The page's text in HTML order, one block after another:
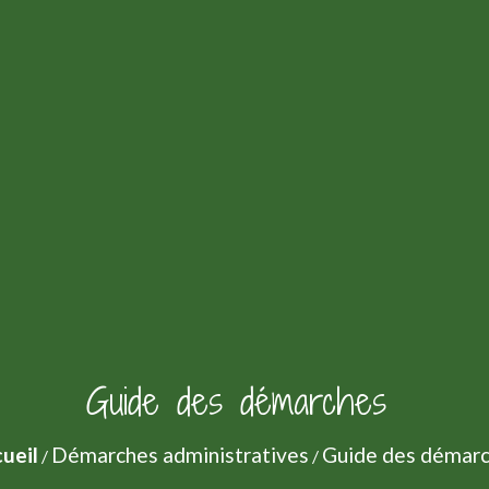
Guide des démarches
/ Démarches administratives / Guide des